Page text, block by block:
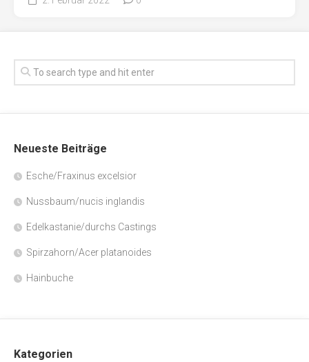
Neueste Beiträge
Esche/Fraxinus excelsior
Nussbaum/nucis inglandis
Edelkastanie/durchs Castings
Spirzahorn/Acer platanoides
Hainbuche
Kategorien